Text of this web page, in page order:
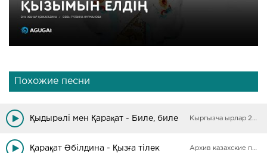
Похожие песни
Қыдырәлі мен Қарақат - Биле, биле Кыргызча ырлар 2025
Қарақат Әбілдина - Қызға тілек Архив казахские песни